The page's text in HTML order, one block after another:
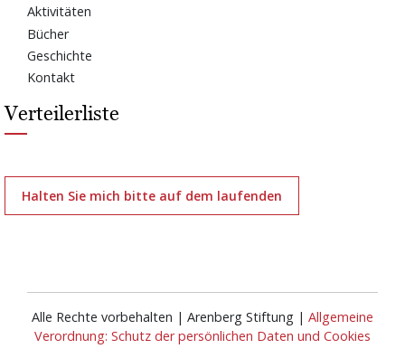
Aktivitäten
Bücher
Geschichte
Kontakt
Verteilerliste
Halten Sie mich bitte auf dem laufenden
Alle Rechte vorbehalten | Arenberg Stiftung | Allgemeine
Verordnung: Schutz der persönlichen Daten und Cookies